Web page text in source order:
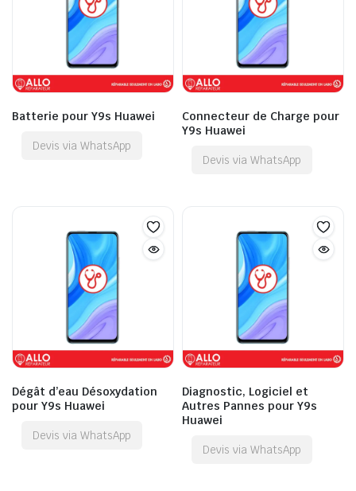
Batterie pour Y9s Huawei
Devis via WhatsApp
Connecteur de Charge pour
Y9s Huawei
Devis via WhatsApp
Dégât d’eau Désoxydation
pour Y9s Huawei
Devis via WhatsApp
Diagnostic, Logiciel et
Autres Pannes pour Y9s
Huawei
Devis via WhatsApp